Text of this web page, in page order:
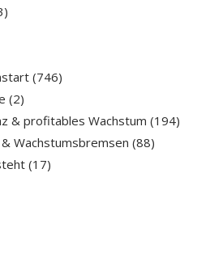
(746)
(2)
& profitables Wachstum (194)
Wachstumsbremsen (88)
(17)